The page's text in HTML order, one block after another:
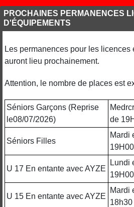
PROCHAINES PERMANENCES
D'ÉQUIPEMENTS
Les permanences pour les
auront lieu prochainement.
Attention, le nombre de places est
Séniors Garçons (Reprise
le08/07/2026)
de
Séniors Filles
Mardi
19H00
U 17 En entante avec AYZE
Lundi
19H00
U 15 En entante avec AYZE
Mardi